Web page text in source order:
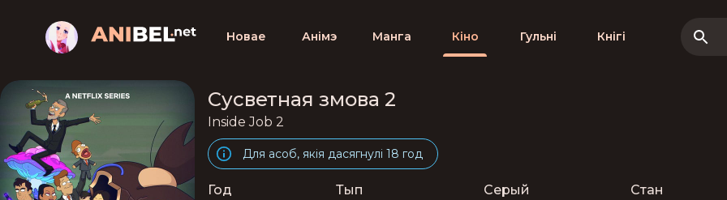
Новае Анімэ Манга Кіно Гульні Кнігі
Сусветная змова 2
Inside Job 2
Для асоб, якія дасягнулі 18 год
Год Тып Серый Стан